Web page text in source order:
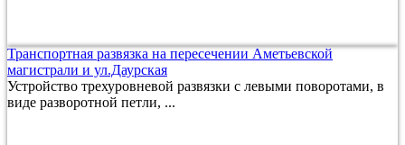
Транспортная развязка на пересечении Аметьевской
магистрали и ул.Даурская
Устройство трехуровневой развязки с левыми поворотами, в
виде разворотной петли, ...